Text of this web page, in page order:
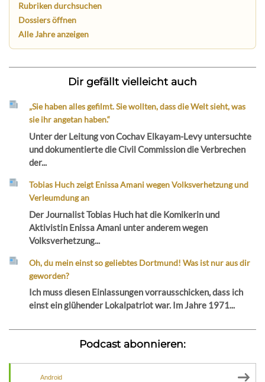
Rubriken durchsuchen
Dossiers öffnen
Alle Jahre anzeigen
Dir gefällt vielleicht auch
„Sie haben alles gefilmt. Sie wollten, dass die Welt sieht, was
sie ihr angetan haben.“
Unter der Leitung von Cochav Elkayam-Levy untersuchte
und dokumentierte die Civil Commission die Verbrechen
der...
Tobias Huch zeigt Enissa Amani wegen Volksverhetzung und
Verleumdung an
Der Journalist Tobias Huch hat die Komikerin und
Aktivistin Enissa Amani unter anderem wegen
Volksverhetzung...
Oh, du mein einst so geliebtes Dortmund! Was ist nur aus dir
geworden?
Ich muss diesen Einlassungen vorrausschicken, dass ich
einst ein glühender Lokalpatriot war. Im Jahre 1971...
Podcast abonnieren:
Android